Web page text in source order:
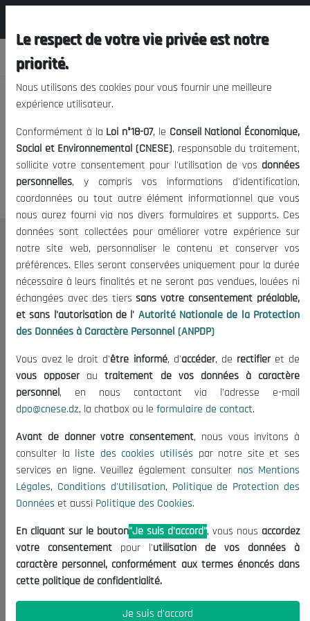
Nous vous prions de nous
excuser, mais l'accès à ce
contenu est restreint.
Le CNESE
A Propos
Le président
Organisation
Publications
Informations utiles
Appels d'offres et Consultations
Mentions Légales
Conditions d'Utilisation
Politique de Protection des Données
Politique des Cookies
Nous Contacter
(+213) 021 98 01 00|01|02
contact@cnese.dz
Suggestions ou Initiatives ?
Newsletter
dernières nouvelles.
Le respect de votre vie privée est notre
priorité.
Nous utilisons des cookies pour vous fournir une meilleure
expérience utilisateur.
Conformément à la Loi n°18-07, le Conseil National Économique,
Social et Environnemental (CNESE), responsable du traitement,
sollicite votre consentement pour l'utilisation de vos données
personnelles, y compris vos informations d'identification,
coordonnées ou tout autre élément informationnel que vous
nous aurez fourni via nos divers formulaires et supports. Ces
données sont collectées pour améliorer votre expérience sur
notre site web, personnaliser le contenu et conserver vos
préférences. Elles seront conservées uniquement pour la durée
nécessaire à leurs finalités et ne seront pas vendues, louées ni
échangées avec des tierssans votre consentement préalable,
et sans l'autorisation de l' Autorité Nationale de la Protection
des Données à Caractère Personnel (ANPDP)
Vous avez le droit d'être informé, d'accéder, de rectifieret de
vous opposerautraitement de vos données à caractère
personnel, en nous contactant via l'adresse e-mail
dpo@cnese.dz, la chatbox ou le formulaire de contact.
Avant de donner votre consentement, nous vous invitons à
consulter la liste des cookies utilisés par notre site et ses
services en ligne. Veuillez également consulter nos Mentions
Légales, Conditions d'Utilisation, Politique de Protection des
Données et aussi Politique des Cookies.
En cliquant sur le bouton"Je suis d'accord", vous nous accordez
votre consentement pour l'utilisation de vos données à
caractère personnel, conformément aux termes énoncés dans
cette politique de confidentialité.
Je suis d'accord